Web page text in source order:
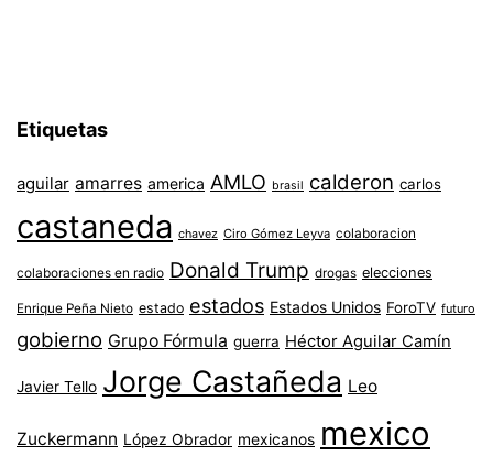
Etiquetas
aguilar amarres america AMLO brasil calderon carlos
castaneda chavez Ciro Gómez Leyva colaboracion
colaboraciones en radio Donald Trump drogas elecciones
Enrique Peña Nieto estado estados Estados Unidos ForoTV futuro
gobierno Grupo Fórmula guerra Héctor Aguilar Camín
Javier Tello Jorge Castañeda Leo
Zuckermann López Obrador mexicanos mexico